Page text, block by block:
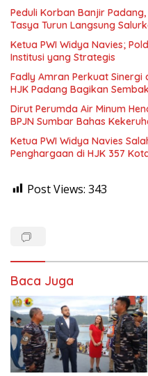
Peduli Korban Banjir
Tasya Turun Langsung
Ketua PWI Widya Navies;
Institusi yang Strategis
Fadly Amran Perkuat Sinergi
HJK Padang Bagikan
Dirut Perumda Air Minum
BPJN Sumbar Bahas
Ketua PWI Widya Navies
Penghargaan di HJK 357
Post Views: 343
Baca Juga